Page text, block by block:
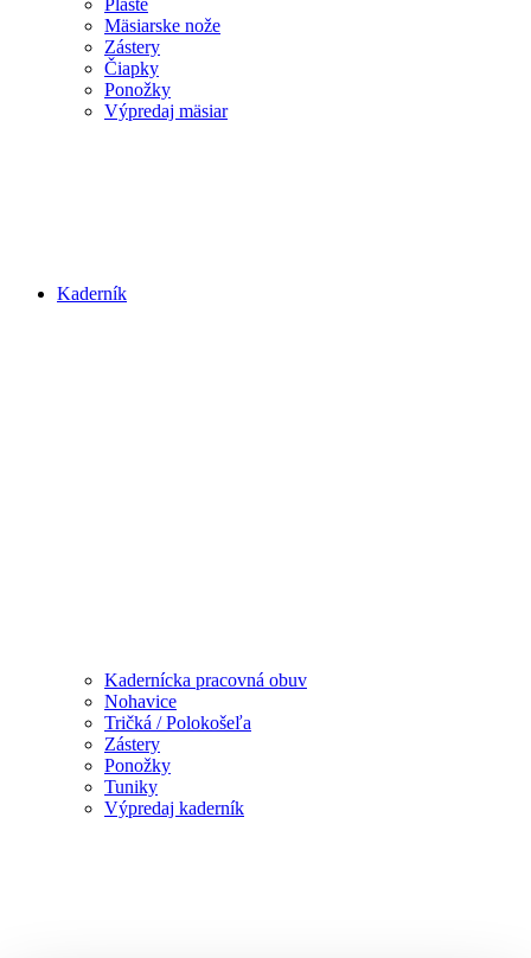
Mäsiarske nože
Zástery
Čiapky
Ponožky
Výpredaj mäsiar
Kaderník
Kadernícka pracovná obuv
Nohavice
Tričká / Polokošeľa
Zástery
Ponožky
Tuniky
Výpredaj kaderník